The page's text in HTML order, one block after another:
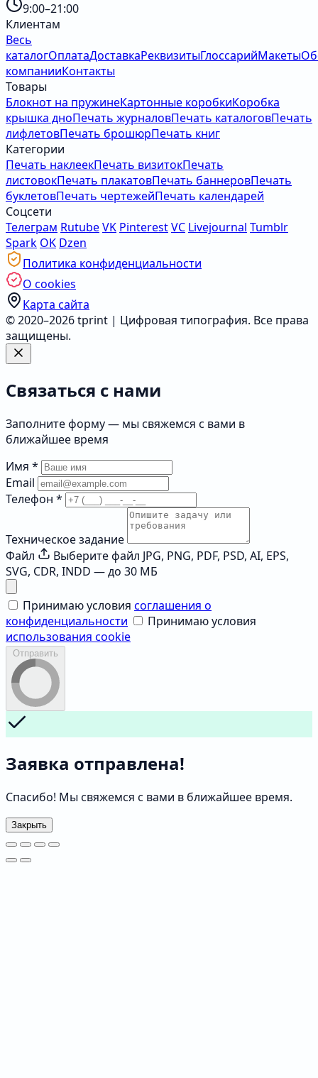
9:00–21:00
Клиентам
Весь
каталогОплатаДоставкаРеквизитыГлоссарийМакеты
компанииКонтакты
Товары
Блокнот на пружинеКартонные коробкиКоробка
крышка дноПечать журналовПечать каталоговПечать
лифлетовПечать брошюрПечать книг
Категории
Печать наклеекПечать визитокПечать
листовокПечать плакатовПечать баннеровПечать
буклетовПечать чертежейПечать календарей
Соцсети
Телеграм RutubeVK PinterestVC Livejournal Tumblr
Spark OK Dzen
Политика конфиденциальности
О cookies
Карта сайта
© 2020–2026 tprint | Цифровая типография. Все права
защищены.
Связаться с нами
Заполните форму — мы свяжемся с вами в
ближайшее время
Имя *
Email
Телефон *
Техническое задание
Файл
Выберите файл JPG, PNG, PDF, PSD, AI, EPS,
SVG, CDR, INDD — до 30 МБ
Принимаю условия соглашения о
конфиденциальности
Принимаю условия
использования cookie
Отправить
Заявка отправлена!
Спасибо! Мы свяжемся с вами в ближайшее время.
Закрыть